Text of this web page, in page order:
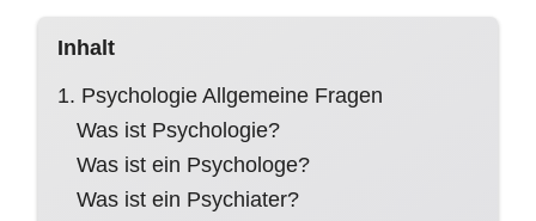
Inhalt
1. Psychologie Allgemeine Fragen
Was ist Psychologie?
Was ist ein Psychologe?
Was ist ein Psychiater?